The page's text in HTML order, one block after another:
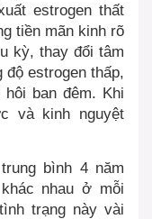
estrogen thất
tiền mãn kinh rõ
kỳ, thay đổi tâm
estrogen thấp,
ban đêm. Khi
và kinh nguyệt
bình 4 năm
nhau ở mỗi
trạng này vài